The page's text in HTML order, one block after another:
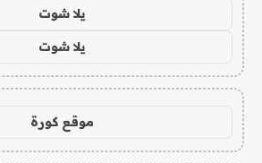
يلا شوت
يلا شوت
موقع كورة